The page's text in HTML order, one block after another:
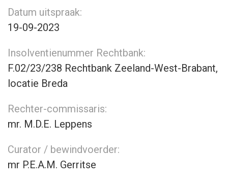
Datum uitspraak:
19-09-2023
Insolventienummer Rechtbank:
F.02/23/238 Rechtbank Zeeland-West-Brabant,
locatie Breda
Rechter-commissaris:
mr. M.D.E. Leppens
Curator / bewindvoerder:
mr P.E.A.M. Gerritse